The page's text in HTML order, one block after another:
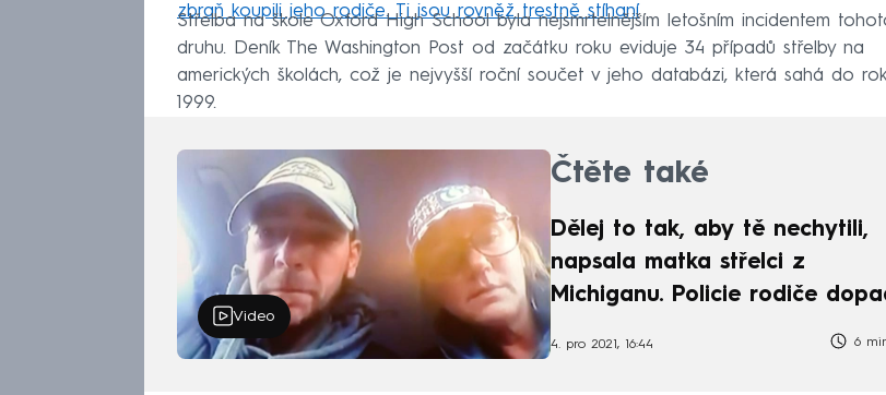
zbraň koupili jeho rodiče. Ti jsou rovněž trestně stíhaní.
Střelba na škole Oxford High School byla nejsmrtelnějším letošním incidentem
druhu. Deník The Washington Post od začátku roku eviduje 34 případů střelby na
amerických školách, což je nejvyšší roční součet v jeho databázi, která sahá do
1999.
Video
Čtěte také
Dělej to tak, aby tě nechytili,
napsala matka střelci z
Michiganu. Policie rodiče
4. pro 2021, 16:44 6